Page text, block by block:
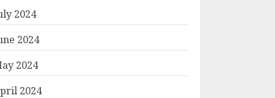
2024
2024
2024
2024